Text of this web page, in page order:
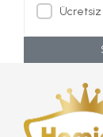
Ücretsiz